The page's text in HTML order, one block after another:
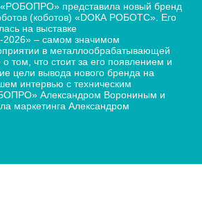
«РОБОПРО» представила новый бренд
(коботов) «DОКА РОБОТС». Его
на выставке
2026» – самом значимом
в металлообрабатывающей
том, что стоит за его появлением и
цели вывода нового бренда на
интервью с техническим
Александром Ворониным и
маркетинга Александром